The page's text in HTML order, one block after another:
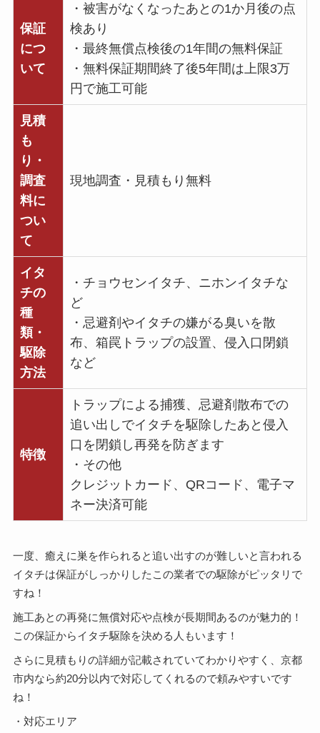
保証
につ
いて
・被害がなくなったあとの1か月後の点
検あり
・最終無償点検後の1年間の無料保証
・無料保証期間終了後5年間は上限3万
円で施工可能
見積
も
り・
調査
料に
つい
て
現地調査・見積もり無料
イタ
チの
種
類・
駆除
方法
・チョウセンイタチ、ニホンイタチな
ど
・忌避剤やイタチの嫌がる臭いを散
布、箱罠トラップの設置、侵入口閉鎖
など
特徴
トラップによる捕獲、忌避剤散布での
追い出しでイタチを駆除したあと侵入
口を閉鎖し再発を防ぎます
・その他
クレジットカード、QRコード、電子マ
ネー決済可能
一度、癒えに巣を作られると追い出すのが難しいと言われる
イタチは保証がしっかりしたこの業者での駆除がピッタリで
すね！
施工あとの再発に無償対応や点検が長期間あるのが魅力的！
この保証からイタチ駆除を決める人もいます！
さらに見積もりの詳細が記載されていてわかりやすく、京都
市内なら約20分以内で対応してくれるので頼みやすいです
ね！
・対応エリア